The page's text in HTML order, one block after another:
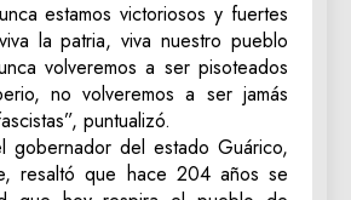
estamos victoriosos y fuertes
la patria, viva nuestro pueblo
volveremos a ser pisoteados
no volveremos a ser jamás
puntualizó.
gobernador del estado Guárico,
resaltó que hace 204 años se